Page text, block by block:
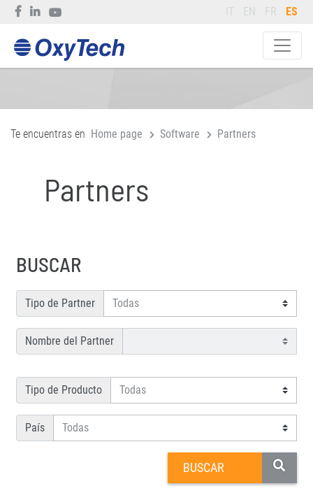
IT EN FR ES
Te encuentras en Home page Software Partners
Partners
BUSCAR
Tipo de Partner
Nombre del Partner
Tipo de Producto
País